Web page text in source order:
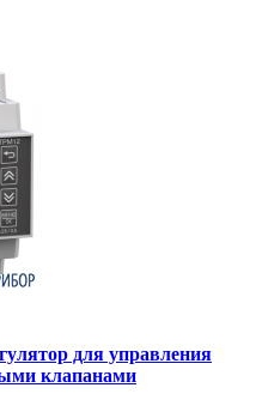
для управления
клапанами